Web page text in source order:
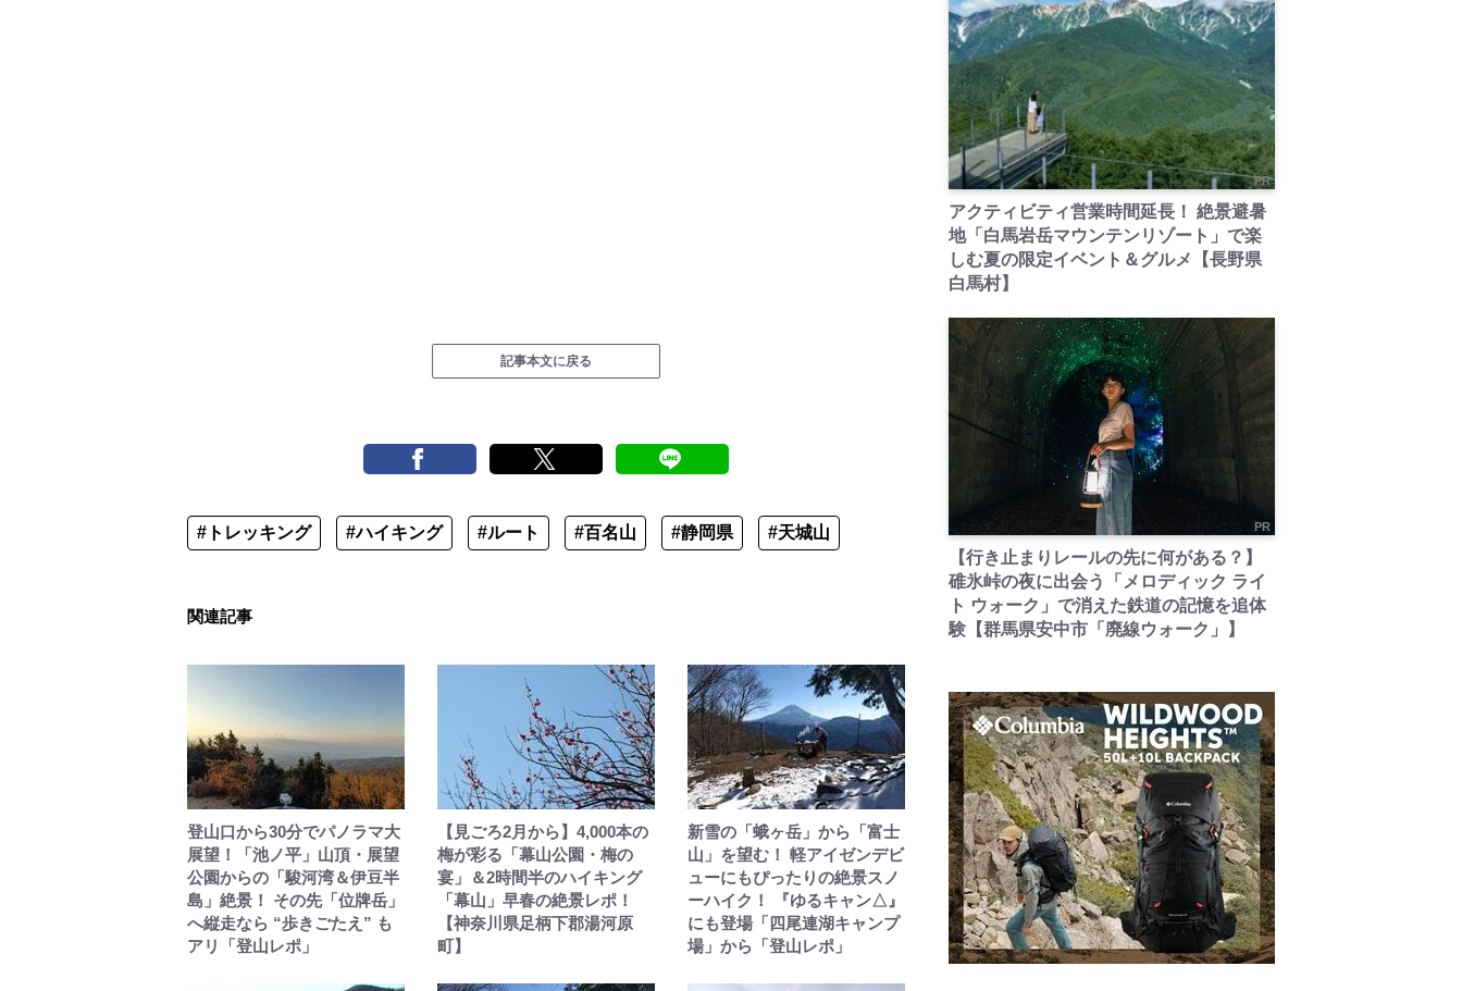
記事本文に戻る
#トレッキング #ハイキング #ルート #百名山 #静岡県 #天城山
関連記事
登山口から30分でパノラマ大
展望！「池ノ平」山頂・展望
公園からの「駿河湾＆伊豆半
島」絶景！ その先「位牌岳」
へ縦走なら “歩きごたえ” も
アリ「登山レポ」
【見ごろ2月から】4,000本の
梅が彩る「幕山公園・梅の
宴」＆2時間半のハイキング
「幕山」早春の絶景レポ！
【神奈川県足柄下郡湯河原
町】
新雪の「蛾ヶ岳」から「富士
山」を望む！ 軽アイゼンデビ
ューにもぴったりの絶景スノ
ーハイク！ 『ゆるキャン△』
にも登場「四尾連湖キャンプ
場」から「登山レポ」
PR
アクティビティ営業時間延長！ 絶景避暑
地「白馬岩岳マウンテンリゾート」で楽
しむ夏の限定イベント＆グルメ【長野県
白馬村】
PR
【行き止まりレールの先に何がある？】
碓氷峠の夜に出会う「メロディック ライ
ト ウォーク」で消えた鉄道の記憶を追体
験【群馬県安中市「廃線ウォーク」】